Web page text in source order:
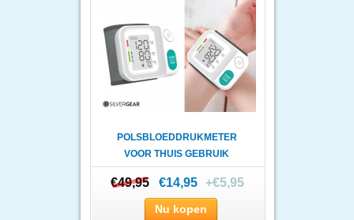
POLSBLOEDDRUKMETER
VOOR THUIS GEBRUIK
€49,95
€49,95 €14,95 +€5,95
Nu kopen